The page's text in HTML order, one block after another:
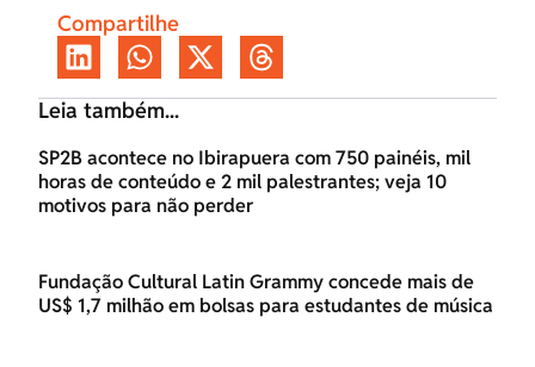
Compartilhe
Leia também...
SP2B acontece no Ibirapuera com 750 painéis, mil
horas de conteúdo e 2 mil palestrantes; veja 10
motivos para não perder
Fundação Cultural Latin Grammy concede mais de
US$ 1,7 milhão em bolsas para estudantes de música